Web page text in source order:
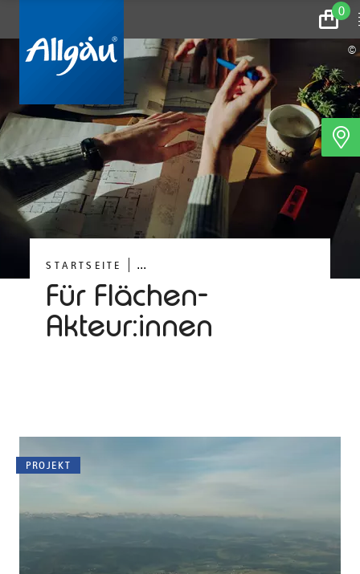
0
Zum
©
STARTSEITE ...
Für Flächen-
Akteur:innen
PROJEKT